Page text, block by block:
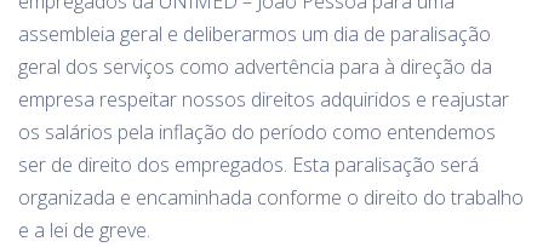
assembleia geral e deliberarmos um dia de paralisação
geral dos serviços como advertência para à direção da
empresa respeitar nossos direitos adquiridos e reajustar
os salários pela inflação do período como entendemos
ser de direito dos empregados. Esta paralisação será
organizada e encaminhada conforme o direito do trabalho
e a lei de greve.